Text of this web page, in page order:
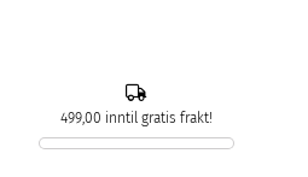
499,00 inntil gratis frakt!